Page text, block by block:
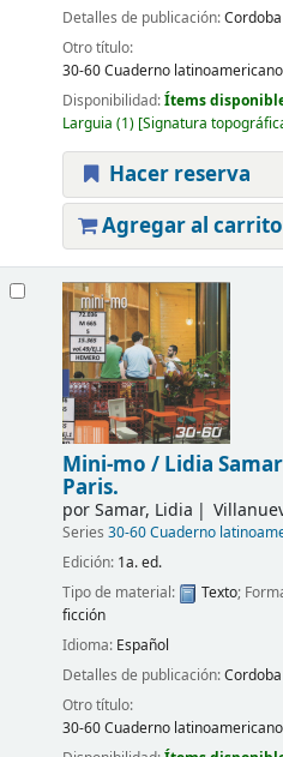
Detalles de publicación:
Otro título:
30-60 Cuaderno
Disponibilidad:Ítems
Larguia (1) Signatura
Hacer reserva
Agregar al carrito
Mini-mo / Lidia
Paris.
porSamar, Lidia
Series 30-60 Cuaderno
Edición: 1a. ed.
Tipo de material:
Texto;
ficción
Idioma: Español
Detalles de publicación:
Otro título:
30-60 Cuaderno